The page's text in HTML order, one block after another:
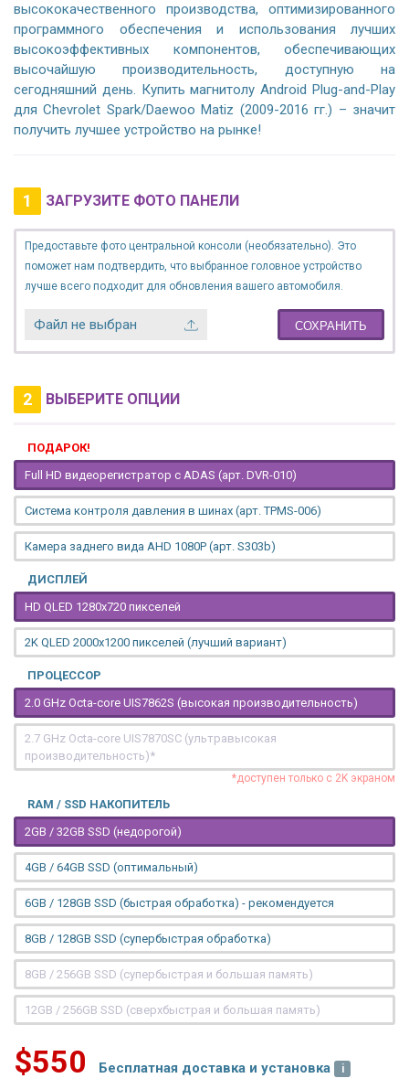
высококачественного производства, оптимизированного
программного обеспечения и использования лучших
высокоэффективных компонентов, обеспечивающих
высочайшую производительность, доступную на
сегодняшний день. Купить магнитолу Android Plug-and-Play
для Chevrolet Spark/Daewoo Matiz (2009-2016 гг.) – значит
получить лучшее устройство на рынке!
1 ЗАГРУЗИТЕ ФОТО ПАНЕЛИ
Предоставьте фото центральной консоли (необязательно). Это
поможет нам подтвердить, что выбранное головное устройство
лучше всего подходит для обновления вашего автомобиля.
Файл не выбран СОХРАНИТЬ
2 ВЫБЕРИТЕ ОПЦИИ
ПОДАРОК!
Full HD видеорегистратор с ADAS (арт. DVR-010)
Система контроля давления в шинах (арт. TPMS-006)
Камера заднего вида AHD 1080P (арт. S303b)
ДИСПЛЕЙ
HD QLED 1280x720 пикселей
2K QLED 2000х1200 пикселей (лучший вариант)
ПРОЦЕССОР
2.0 GHz Octa-core UIS7862S (высокая производительность)
2.7 GHz Octa-core UIS7870SC (ультравысокая
производительность)*
*доступен только с 2K экраном
RAM / SSD НАКОПИТЕЛЬ
2GB / 32GB SSD (недорогой)
4GB / 64GB SSD (оптимальный)
6GB / 128GB SSD (быстрая обработка) - рекомендуется
8GB / 128GB SSD (супербыстрая обработка)
8GB / 256GB SSD (супербыстрая и большая память)
12GB / 256GB SSD (сверхбыстрая и большая память)
$550 Бесплатная доставка и установка